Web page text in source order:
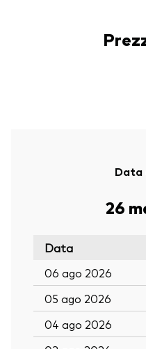
Data
26
Data
06 ago 2026
05 ago 2026
04 ago 2026